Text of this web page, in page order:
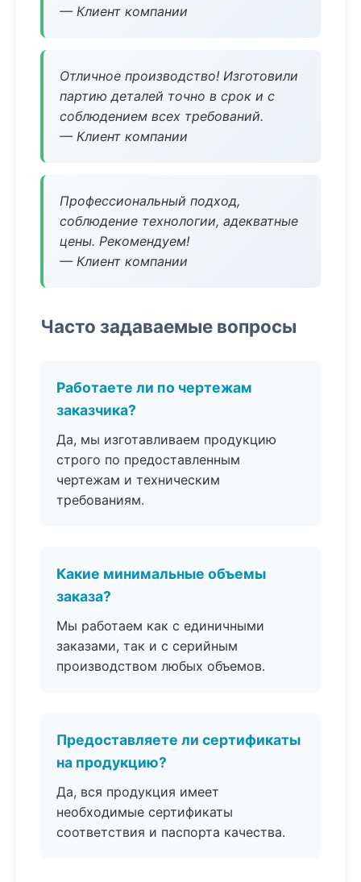
— Клиент компании
Отличное производство! Изготовили
партию деталей точно в срок и с
соблюдением всех требований.
— Клиент компании
Профессиональный подход,
соблюдение технологии, адекватные
цены. Рекомендуем!
— Клиент компании
Часто задаваемые вопросы
Работаете ли по чертежам
заказчика?
Да, мы изготавливаем продукцию
строго по предоставленным
чертежам и техническим
требованиям.
Какие минимальные объемы
заказа?
Мы работаем как с единичными
заказами, так и с серийным
производством любых объемов.
Предоставляете ли сертификаты
на продукцию?
Да, вся продукция имеет
необходимые сертификаты
соответствия и паспорта качества.